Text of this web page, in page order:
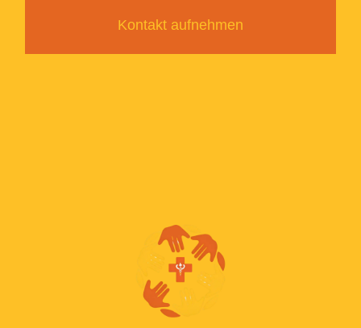
Kontakt aufnehmen